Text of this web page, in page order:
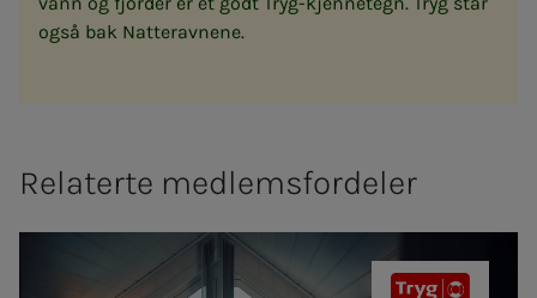
også bak Natteravnene.
Relaterte medlemsfordeler